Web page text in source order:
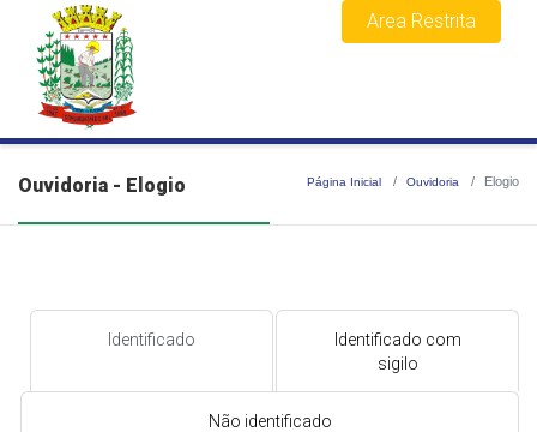
Area Restrita
Ouvidoria - Elogio Página Inicial Ouvidoria Elogio
Identificado
Identificado com
sigilo
Não identificado